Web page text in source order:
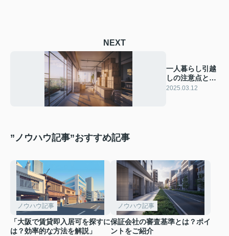
NEXT
一人暮らし引越
しの注意点と
は？準備と計画
2025.03.12
”ノウハウ記事”おすすめ記事
ノウハウ記事
「大阪で賃貸即入居可を探すに
は？効率的な方法を解説」
ノウハウ記事
保証会社の審査基準とは？ポイ
ントをご紹介